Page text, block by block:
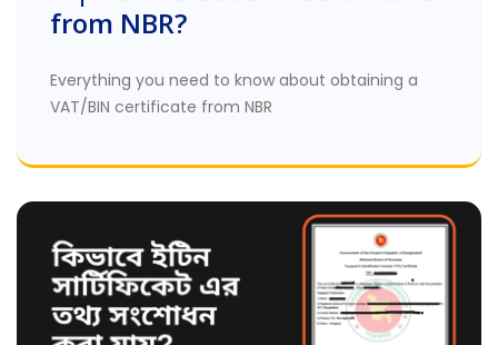
from NBR?
Everything you need to know about obtaining a
VAT/BIN certificate from NBR